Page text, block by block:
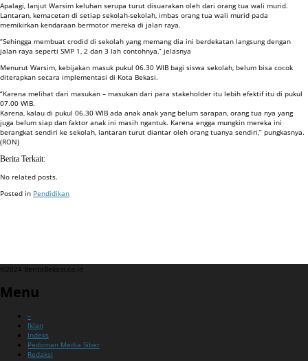
Apalagi, lanjut Warsim keluhan serupa turut disuarakan oleh dari orang tua wali murid.
Lantaran, kemacetan di setiap sekolah-sekolah, imbas orang tua wali murid pada
memikirkan kendaraan bermotor mereka di jalan raya.
“Sehingga membuat crodid di sekolah yang memang dia ini berdekatan langsung dengan
jalan raya seperti SMP 1, 2 dan 3 lah contohnya,” jelasnya
Menurut Warsim, kebijakan masuk pukul 06.30 WIB bagi siswa sekolah, belum bisa cocok
diterapkan secara implementasi di Kota Bekasi.
“Karena melihat dari masukan – masukan dari para stakeholder itu lebih efektif itu di pukul
07.00 WIB.
Karena, kalau di pukul 06.30 WIB ada anak anak yang belum sarapan, orang tua nya yang
juga belum siap dan faktor anak ini masih ngantuk. Karena engga mungkin mereka ini
berangkat sendiri ke sekolah, lantaran turut diantar oleh orang tuanya sendiri,” pungkasnya.
(RON)
Berita Terkait:
No related posts.
Posted in Pendidikan
©2024 BeritaBekasi.co.id
Menu
–
Iklan
Indeks
Pedoman Media Siber
Redaksi